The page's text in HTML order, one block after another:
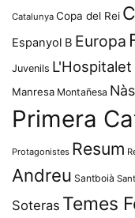
Catalunya Copa del Rei
Espanyol B Europa
Juvenils L'Hospitalet
Manresa Montañesa
Primera
Protagonistes Resum
Andreu Santboià
Soteras Temes